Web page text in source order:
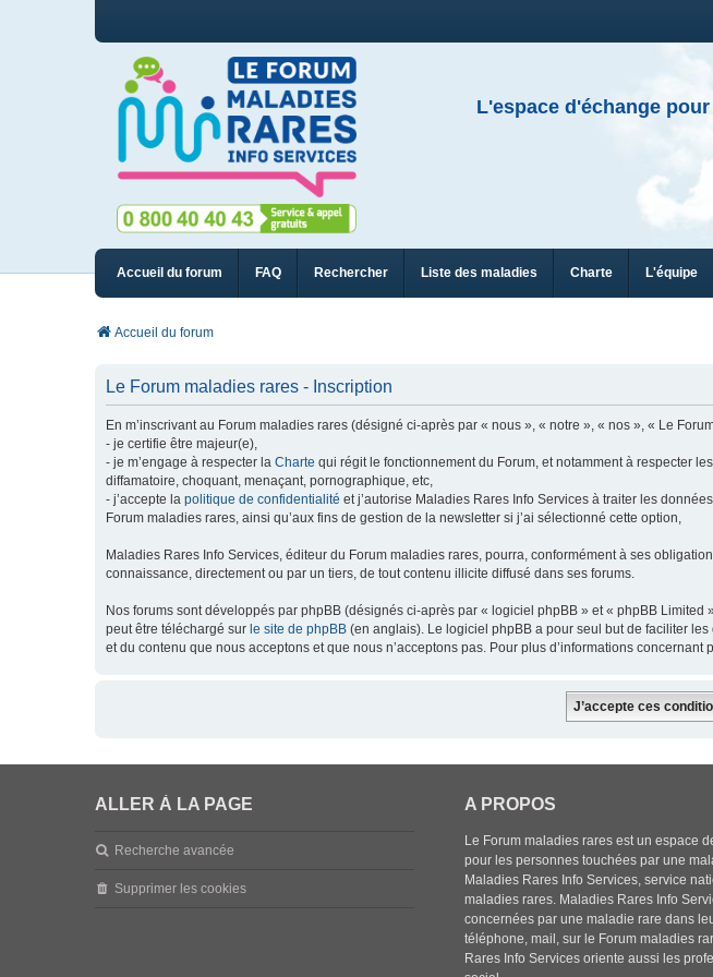
L'espace d'échange
Accueil du forum FAQ Rechercher Liste des maladies Charte L'équipe
Accueil du forum
Le Forum maladies rares - Inscription
En m’inscrivant au Forum maladies rares (désigné ci-après par « nous », « notre », « nos », « Le
- je certifie être majeur(e),
- je m’engage à respecter la Charte qui régit le fonctionnement du Forum, et notamment à respecter
diffamatoire, choquant, menaçant, pornographique, etc,
- j’accepte la politique de confidentialité et j’autorise Maladies Rares Info Services à traiter les
Forum maladies rares, ainsi qu’aux fins de gestion de la newsletter si j’ai sélectionné cette option,
Maladies Rares Info Services, éditeur du Forum maladies rares, pourra, conformément à ses
connaissance, directement ou par un tiers, de tout contenu illicite diffusé dans ses forums.
Nos forums sont développés par phpBB (désignés ci-après par « logiciel phpBB » et « phpBB
peut être téléchargé sur le site de phpBB (en anglais). Le logiciel phpBB a pour seul but de faciliter
et du contenu que nous acceptons et que nous n’acceptons pas. Pour plus d’informations concernant
ALLER À LA PAGE
Recherche avancée
Supprimer les cookies
A PROPOS
Le Forum maladies rares est un espace
pour les personnes touchées par une
Maladies Rares Info Services, service
maladies rares. Maladies Rares Info
concernées par une maladie rare dans
téléphone, mail, sur le Forum maladies
Rares Info Services oriente aussi les